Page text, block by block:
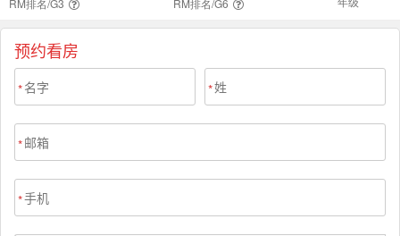
预约看房
* *
*
*